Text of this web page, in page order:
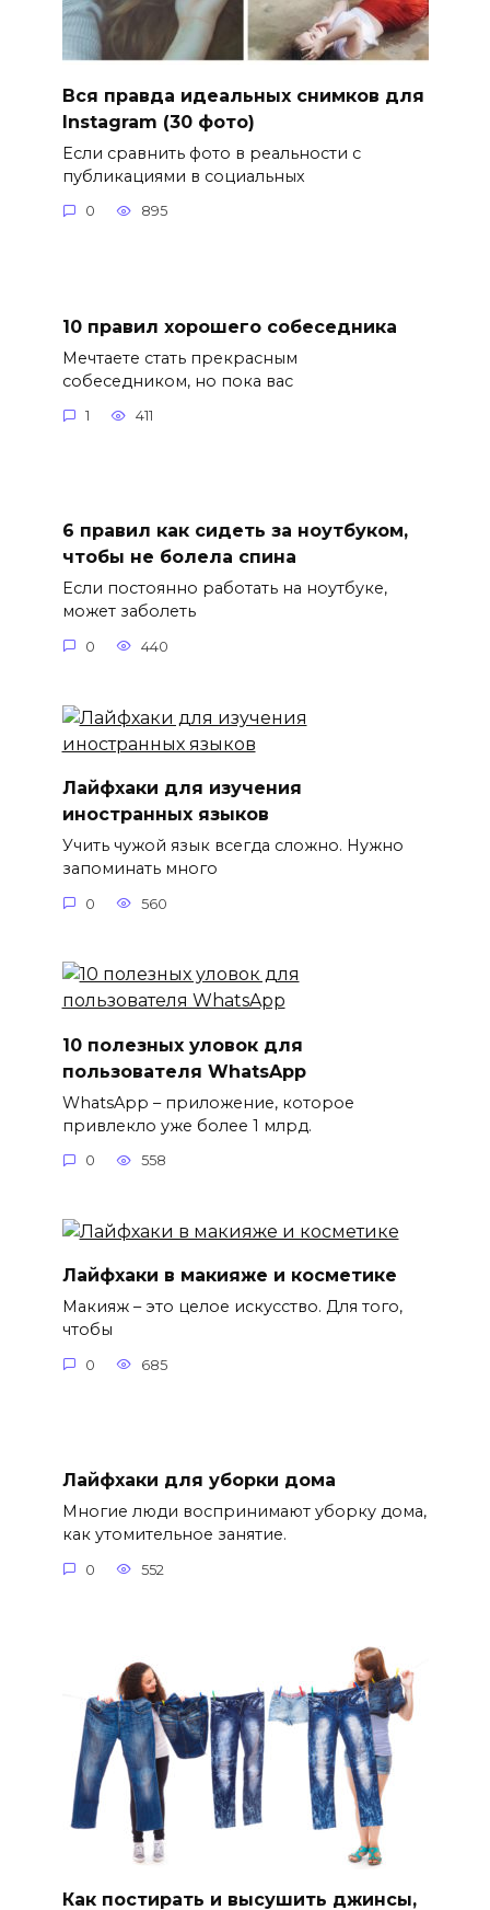
Вся правда идеальных снимков для
Instagram (30 фото)
Если сравнить фото в реальности с
публикациями в социальных
0 895
10 правил хорошего собеседника
Мечтаете стать прекрасным
собеседником, но пока вас
1 411
6 правил как сидеть за ноутбуком,
чтобы не болела спина
Если постоянно работать на ноутбуке,
может заболеть
0 440
Лайфхаки для изучения
иностранных языков
Учить чужой язык всегда сложно. Нужно
запоминать много
0 560
10 полезных уловок для
пользователя WhatsApp
WhatsApp – приложение, которое
привлекло уже более 1 млрд.
0 558
Лайфхаки в макияже и косметике
Макияж – это целое искусство. Для того,
чтобы
0 685
Лайфхаки для уборки дома
Многие люди воспринимают уборку дома,
как утомительное занятие.
0 552
Как постирать и высушить джинсы,